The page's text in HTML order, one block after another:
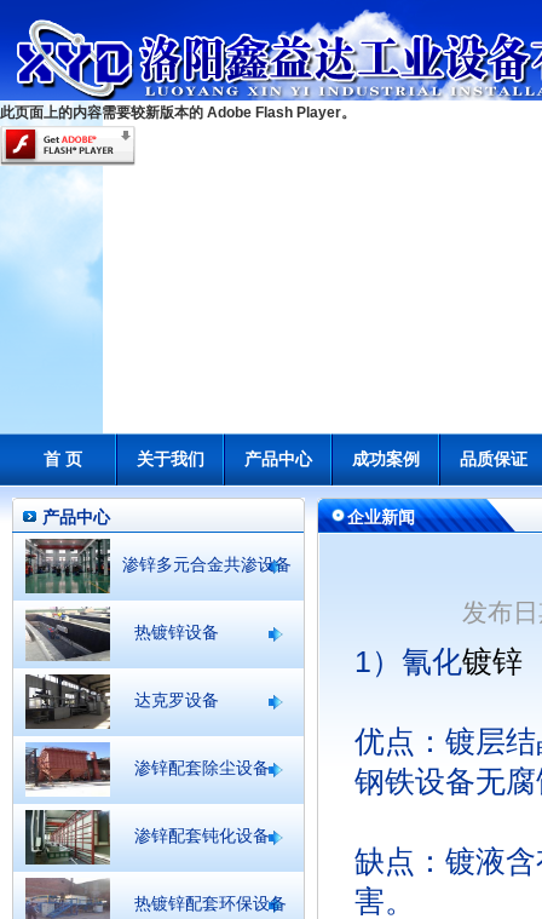
此页面上的内容需要较新版本的 Adobe Flash Player。
首 页 关于我们 产品中心 成功案例 品质保证
产品中心
渗锌多元合金共渗设备
热镀锌设备
达克罗设备
渗锌配套除尘设备
渗锌配套钝化设备
热镀锌配套环保设备
企业新闻
发布
1）氰化镀锌
优点：镀层
钢铁设备无
缺点：镀液
害。